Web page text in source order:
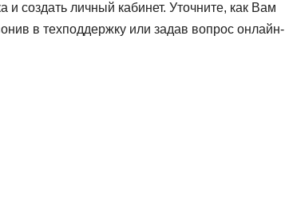
и создать личный кабинет. Уточните, как Вам
в техподдержку или задав вопрос онлайн-